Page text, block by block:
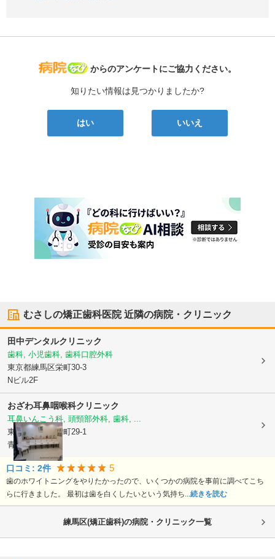
病院なび
からのアンケートにご協力ください。
知りたい情報は見つかりましたか?
はい いいえ
むさしの矯正歯科医院近隣の病院・クリニック
田中デンタルクリニック
歯科, 小児歯科, 歯科口腔外科
東京都練馬区栄町30-3
Nビル2F
おざわ耳鼻咽喉科クリニック
耳鼻いんこう科, 頭頸部外科, 歯科, ...
東京都練馬区栄町29-1
青山堂ビル2F
口コミ: 2件 5
歯のホワイトニングをやりたかったので、いくつかの病院を事前に調べてこち
らに行きました。 最初は歯を白くしたいという気持ち... 続きを読む
練馬区(矯正歯科)の病院・クリニック一覧